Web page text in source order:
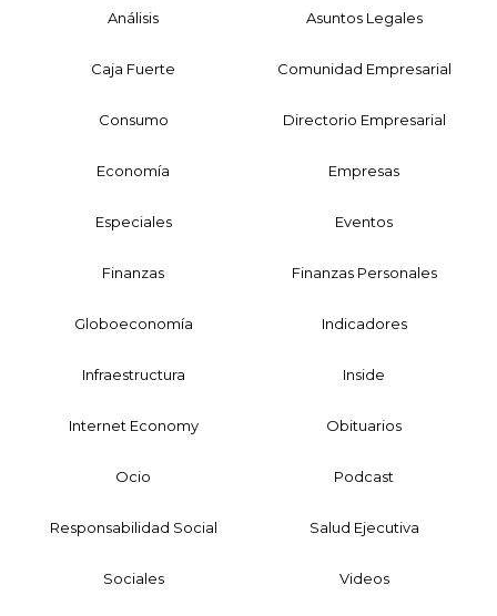
Análisis Asuntos Legales
Caja Fuerte Comunidad Empresarial
Consumo Directorio Empresarial
Economía Empresas
Especiales Eventos
Finanzas Finanzas Personales
Globoeconomía Indicadores
Infraestructura Inside
Internet Economy Obituarios
Ocio Podcast
Responsabilidad Social Salud Ejecutiva
Sociales Videos